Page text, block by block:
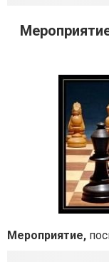
Мероприятие,